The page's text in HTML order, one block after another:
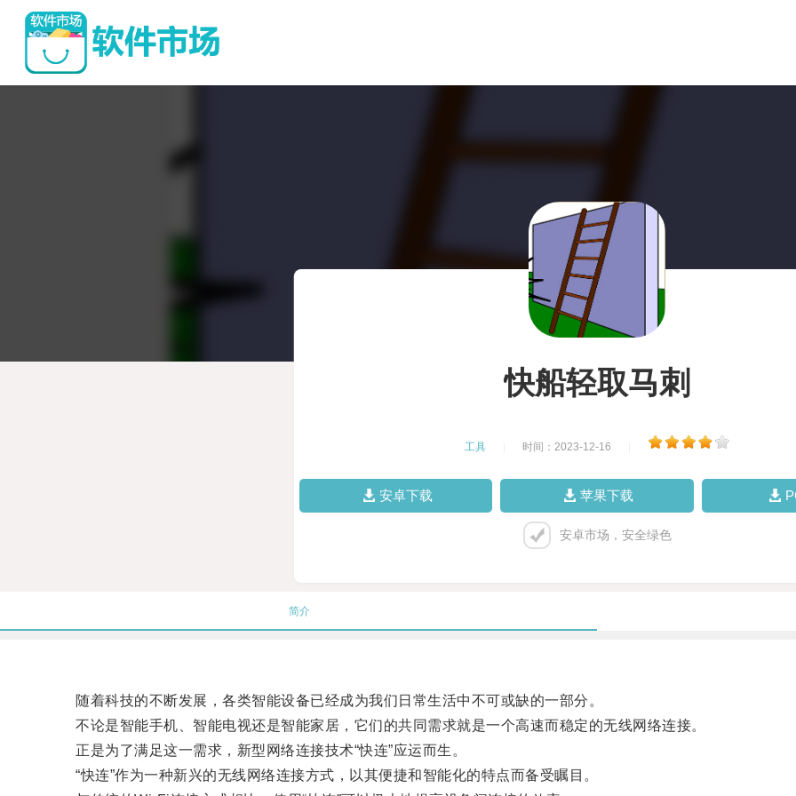
快船轻取马刺
工具 时间：2023-12-16
安卓下载 苹果下载
安卓市场，安全绿色
简介
随着科技的不断发展，各类智能设备已经成为我们日常生活中不可或缺的一部分。
不论是智能手机、智能电视还是智能家居，它们的共同需求就是一个高速而稳定的无线网络连接。
正是为了满足这一需求，新型网络连接技术“快连”应运而生。
“快连”作为一种新兴的无线网络连接方式，以其便捷和智能化的特点而备受瞩目。